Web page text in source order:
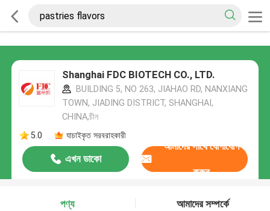
Shanghai FDC BIOTECH CO., LTD.
BUILDING 5, NO 263, JIAHAO RD, NANXIANG
TOWN, JIADING DISTRICT, SHANGHAI,
CHINA,চীন
5.0
যাচাইকৃত সরবরাহকারী
এখন ডাকো
আমাদের সাথে যোগাযোগ
করুন
পণ্য আমাদের সম্পর্কে